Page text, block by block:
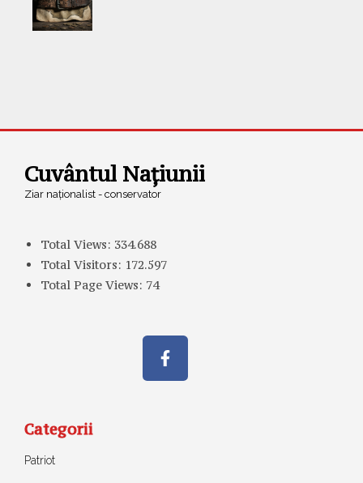
Cuvântul Națiunii
Ziar naționalist - conservator
Total Views: 334.688
Total Visitors: 172.597
Total Page Views: 74
Categorii
Patriot